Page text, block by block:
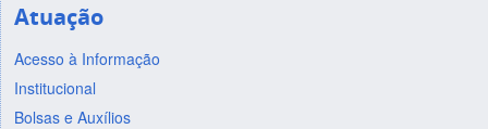
Atuação
Acesso à Informação
Institucional
Bolsas e Auxílios